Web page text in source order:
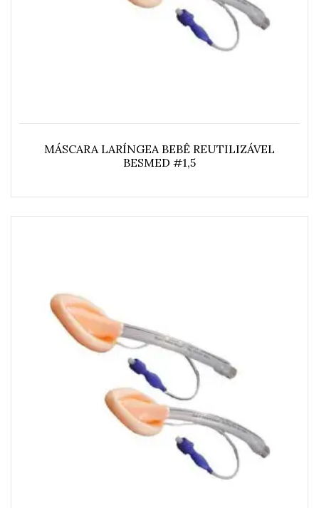
MÁSCARA LARÍNGEA BEBÊ REUTILIZÁVEL
BESMED #1,5